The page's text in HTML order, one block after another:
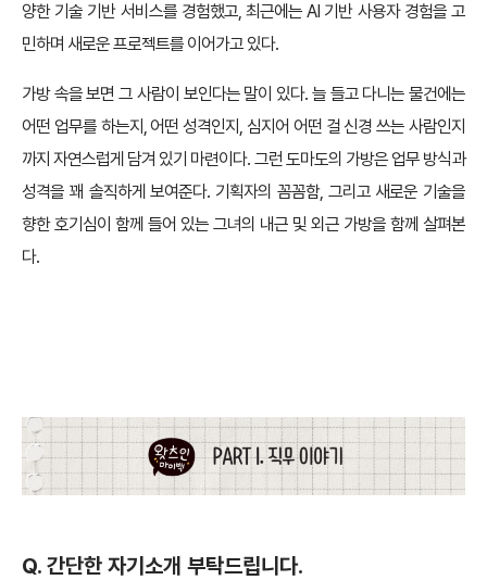
양한 기술 기반 서비스를 경험했고, 최근에는 AI 기반 사용자 경험을 고
민하며 새로운 프로젝트를 이어가고 있다.
가방 속을 보면 그 사람이 보인다는 말이 있다. 늘 들고 다니는 물건에는
어떤 업무를 하는지, 어떤 성격인지, 심지어 어떤 걸 신경 쓰는 사람인지
까지 자연스럽게 담겨 있기 마련이다. 그런 도마도의 가방은 업무 방식과
성격을 꽤 솔직하게 보여준다. 기획자의 꼼꼼함, 그리고 새로운 기술을
향한 호기심이 함께 들어 있는 그녀의 내근 및 외근 가방을 함께 살펴본
다.
Q. 간단한 자기소개 부탁드립니다.